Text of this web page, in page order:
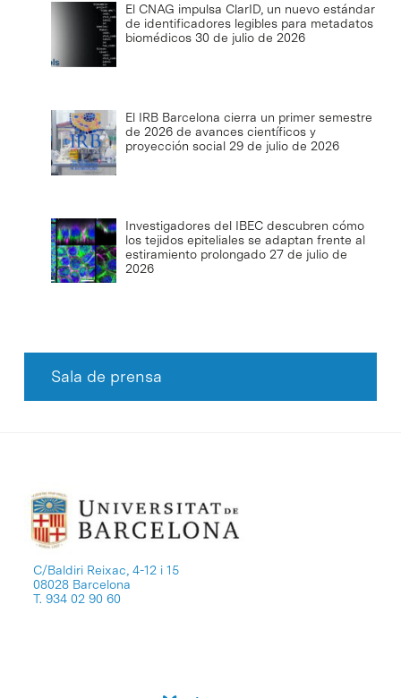
El CNAG impulsa ClarID, un nuevo estándar
de identificadores legibles para metadatos
biomédicos 30 de julio de 2026
El IRB Barcelona cierra un primer semestre
de 2026 de avances científicos y
proyección social 29 de julio de 2026
Investigadores del IBEC descubren cómo
los tejidos epiteliales se adaptan frente al
estiramiento prolongado 27 de julio de
2026
Sala de prensa
C/Baldiri Reixac, 4-12 i 15
08028 Barcelona
T. 934 02 90 60